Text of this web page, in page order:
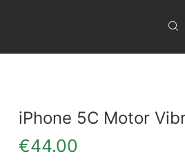
iPhone 5C Motor
€44.00